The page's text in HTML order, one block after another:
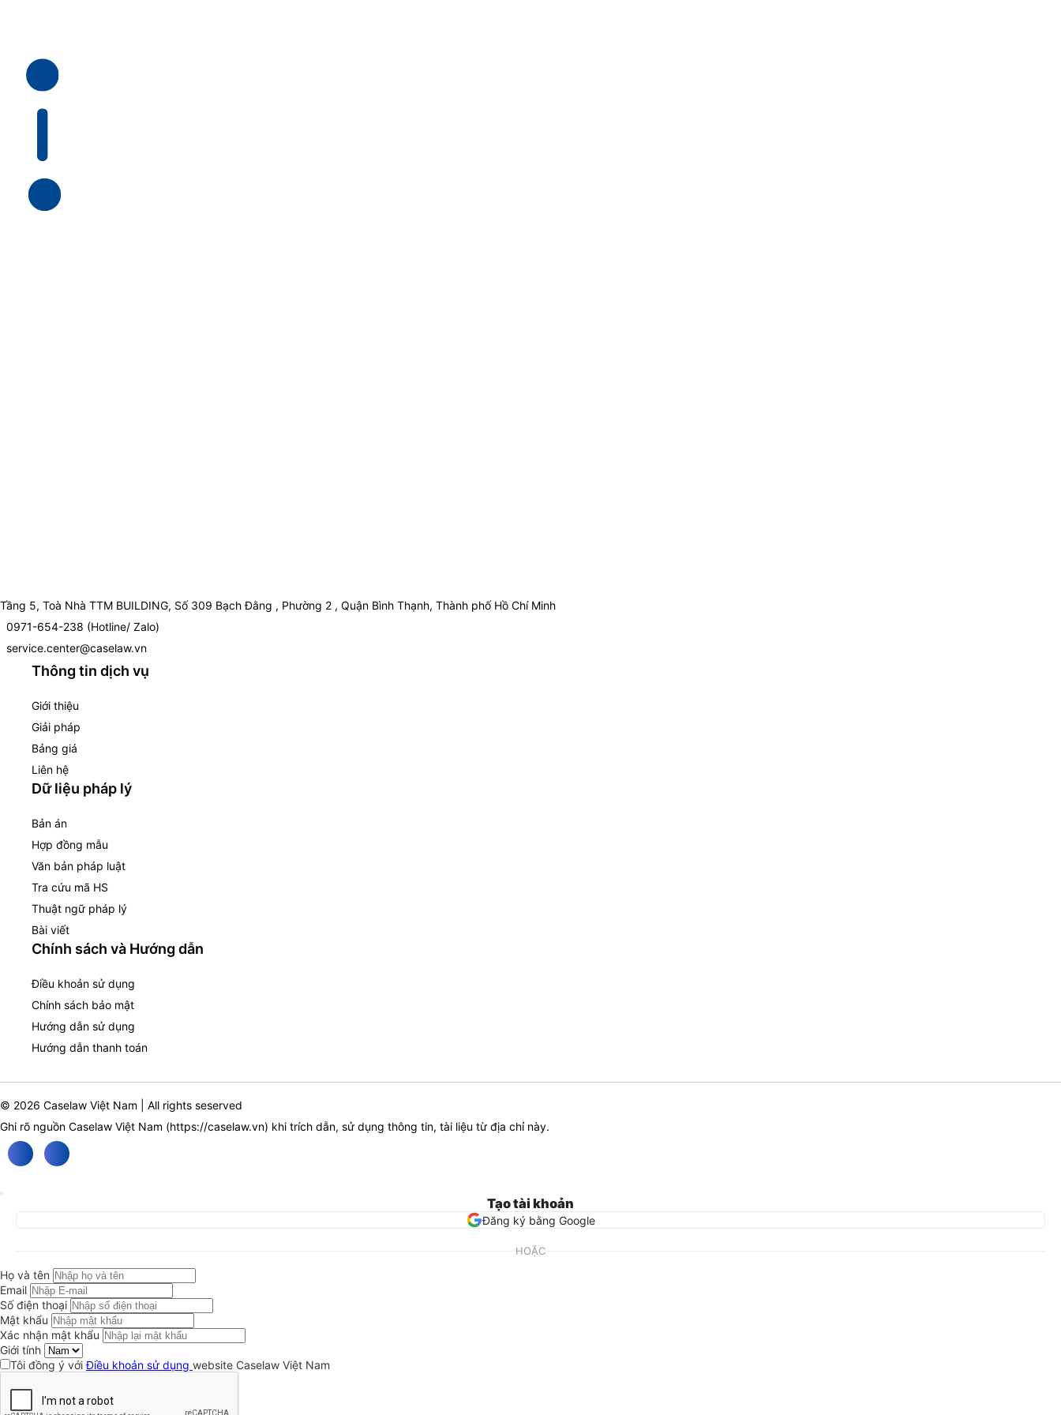
Tầng 5, Toà Nhà TTM BUILDING, Số 309 Bạch Đằng , Phường 2 , Quận Bình Thạnh, Thành phố Hồ Chí Minh
0971-654-238 (Hotline/ Zalo)
service.center@caselaw.vn
Thông tin dịch vụ
Giới thiệu
Giải pháp
Bảng giá
Liên hệ
Dữ liệu pháp lý
Bản án
Hợp đồng mẫu
Văn bản pháp luật
Tra cứu mã HS
Thuật ngữ pháp lý
Bài viết
Chính sách và Hướng dẫn
Điều khoản sử dụng
Chính sách bảo mật
Hướng dẫn sử dụng
Hướng dẫn thanh toán
© 2026 Caselaw Việt Nam | All rights seserved
Ghi rõ nguồn Caselaw Việt Nam (https://caselaw.vn) khi trích dẫn, sử dụng thông tin, tài liệu từ địa chỉ này.
Tạo tài khoản
Đăng ký bằng Google
HOẶC
Họ và tên
Email
Số điện thoại
Mật khẩu
Xác nhận mật khẩu
Giới tính
Tôi đồng ý vớiĐiều khoản sử dụng website Caselaw Việt Nam